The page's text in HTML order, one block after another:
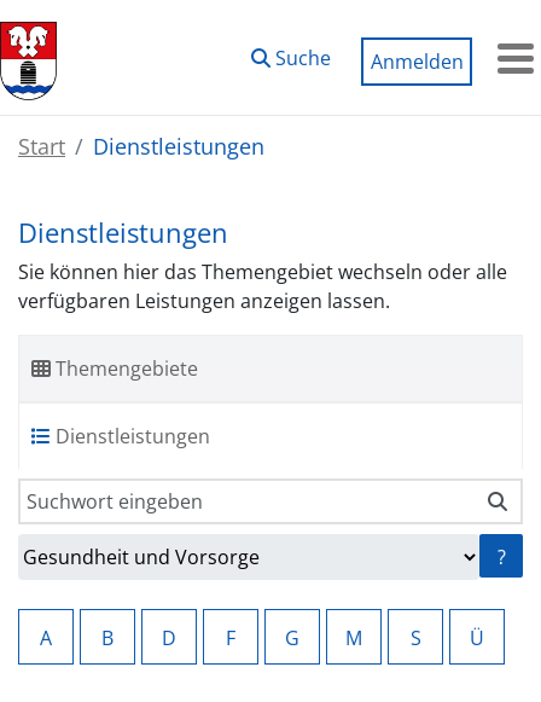
Zum Hauptinhalt springen
Suche
Anmelden
Start Dienstleistungen
Dienstleistungen
Sie können hier das Themengebiet wechseln oder alle
verfügbaren Leistungen anzeigen lassen.
Themengebiete
Dienstleistungen
?
A B D F G M S Ü